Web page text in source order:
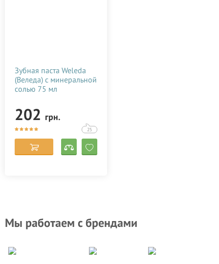
Зубная паста Weleda
(Веледа) с минеральной
солью 75 мл
202 грн.
25
Мы работаем с брендами